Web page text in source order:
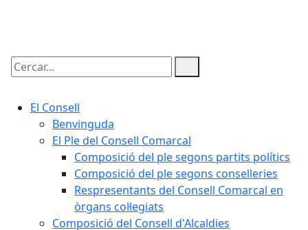
Cercar:
El Consell
Benvinguda
El Ple del Consell Comarcal
Composició del ple segons partits polítics
Composició del ple segons conselleries
Respresentants del Consell Comarcal en
òrgans col·legiats
Composició del Consell d'Alcaldies